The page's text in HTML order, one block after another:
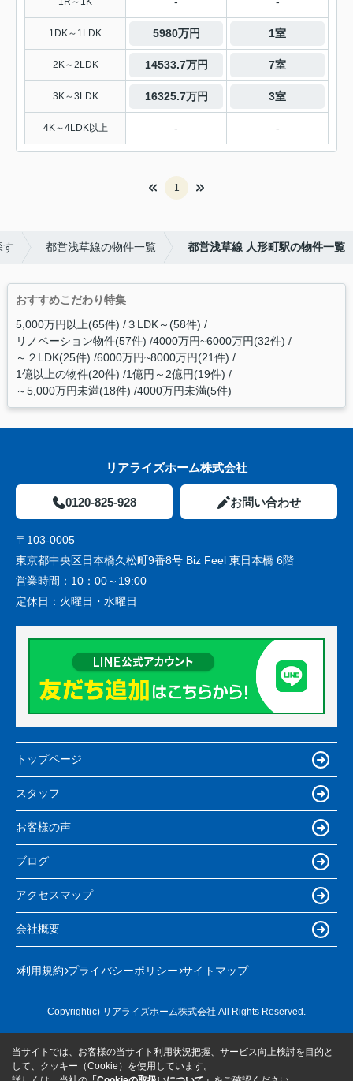
1DK～1LDK 5980万円 1室
2K～2LDK 14533.7万円 7室
3K～3LDK 16325.7万円 3室
4K～4LDK以上 - -
1
す 都営浅草線の物件一覧 都営浅草線 人形町駅の物件一覧
おすすめこだわり特集
5,000万円以上(65件) ３LDK～(58件)
リノベーション物件(57件) 4000万円~6000万円(32件)
～２LDK(25件) 6000万円~8000万円(21件)
1億以上の物件(20件) 1億円～2億円(19件)
～5,000万円未満(18件) 4000万円未満(5件)
リアライズホーム株式会社
0120-825-928 お問い合わせ
〒103-0005
東京都中央区日本橋久松町9番8号 Biz Feel 東日本橋 6階
営業時間： 10：00～19:00
定休日： 火曜日・水曜日
トップページ
スタッフ
お客様の声
ブログ
アクセスマップ
会社概要
利用規約 プライバシーポリシー サイトマップ
Copyright(c) リアライズホーム株式会社 All Rights Reserved.
当サイトでは、お客様の当サイト利用状況把握、サービス向上検討を目的と
して、クッキー（Cookie）を使用しています。